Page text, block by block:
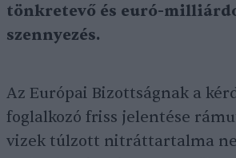
tönkretevő és euró-
szennyezés.
Az Európai Bizottságnak a
foglalkozó friss jelentése
vizek túlzott nitráttartalma